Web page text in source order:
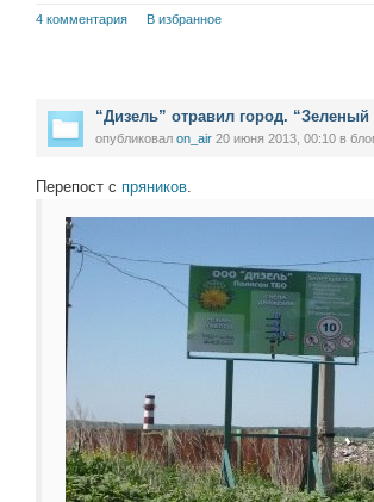
4 комментария В избранное
“Дизель” отравил город.
опубликовал on_air 20 июня 2013, 00:10 в
Перепост с пряников.